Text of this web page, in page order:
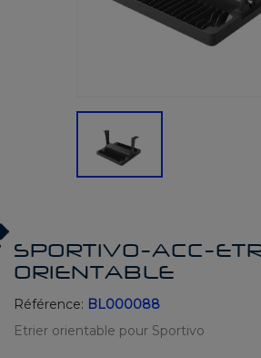
SPORTIVO-ACC-
ORIENTABLE
Référence: BL000088
Etrier orientable pour Sportivo